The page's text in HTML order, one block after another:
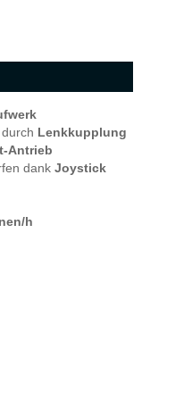
Lenkkupplung
Antrieb
dank Joystick
h